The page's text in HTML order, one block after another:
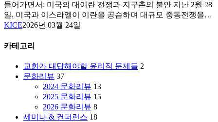
사
리
는
사
들어가면서: 미국의 대이란 전쟁과 지구촌의 불안 지난 2월 28
일, 미국과 이스라엘이 이란을 공습하며 대규모 중동전쟁을…
KICE2026년 03월 24일
카테고리
교회가 대답해야할 윤리적 문제들 2
문화리뷰 37
2024 문화리뷰 13
2025 문화리뷰 15
2026 문화리뷰 8
세미나 & 컨퍼런스 18